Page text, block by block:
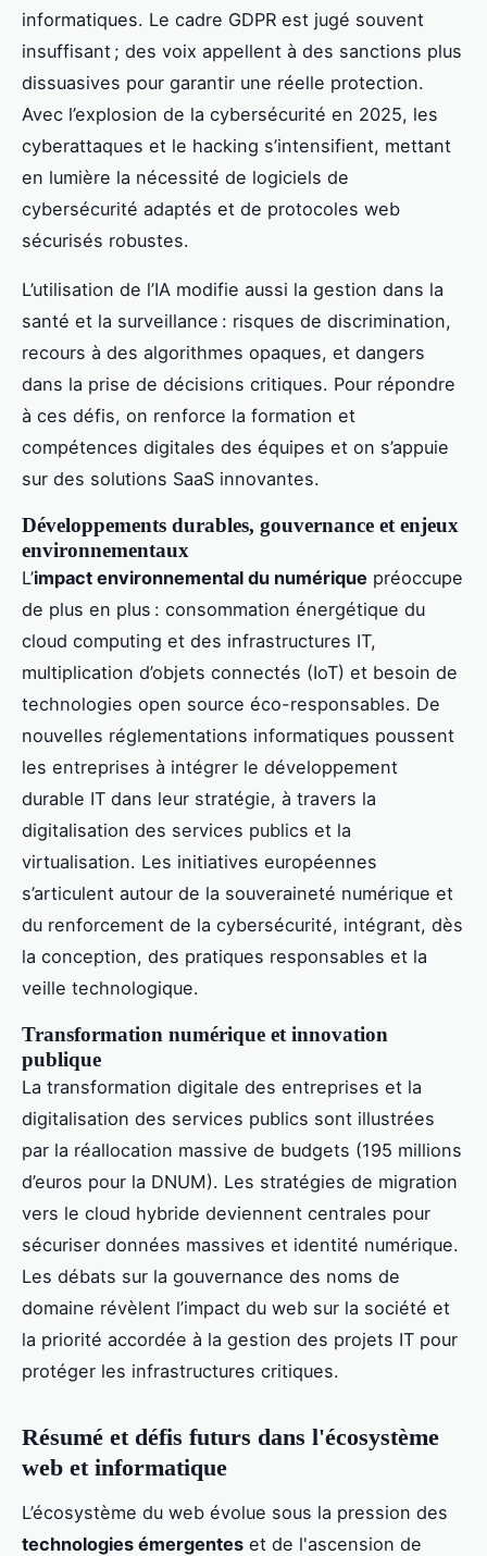
informatiques. Le cadre GDPR est jugé souvent
insuffisant ; des voix appellent à des sanctions plus
dissuasives pour garantir une réelle protection.
Avec l’explosion de la cybersécurité en 2025, les
cyberattaques et le hacking s’intensifient, mettant
en lumière la nécessité de logiciels de
cybersécurité adaptés et de protocoles web
sécurisés robustes.
L’utilisation de l’IA modifie aussi la gestion dans la
santé et la surveillance : risques de discrimination,
recours à des algorithmes opaques, et dangers
dans la prise de décisions critiques. Pour répondre
à ces défis, on renforce la formation et
compétences digitales des équipes et on s’appuie
sur des solutions SaaS innovantes.
Développements durables, gouvernance et enjeux
environnementaux
L’impact environnemental du numérique préoccupe
de plus en plus : consommation énergétique du
cloud computing et des infrastructures IT,
multiplication d’objets connectés (IoT) et besoin de
technologies open source éco-responsables. De
nouvelles réglementations informatiques poussent
les entreprises à intégrer le développement
durable IT dans leur stratégie, à travers la
digitalisation des services publics et la
virtualisation. Les initiatives européennes
s’articulent autour de la souveraineté numérique et
du renforcement de la cybersécurité, intégrant, dès
la conception, des pratiques responsables et la
veille technologique.
Transformation numérique et innovation
publique
La transformation digitale des entreprises et la
digitalisation des services publics sont illustrées
par la réallocation massive de budgets (195 millions
d’euros pour la DNUM). Les stratégies de migration
vers le cloud hybride deviennent centrales pour
sécuriser données massives et identité numérique.
Les débats sur la gouvernance des noms de
domaine révèlent l’impact du web sur la société et
la priorité accordée à la gestion des projets IT pour
protéger les infrastructures critiques.
Résumé et défis futurs dans l'écosystème
web et informatique
L’écosystème du web évolue sous la pression des
technologies émergentes et de l'ascension de